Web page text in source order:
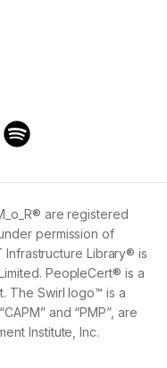
Linkedin oldala
Facebook
are registered
permission of
Infrastructure Library® is
PeopleCert® is a
The Swirl logo™ is a
and “PMP”, are
Institute, Inc.